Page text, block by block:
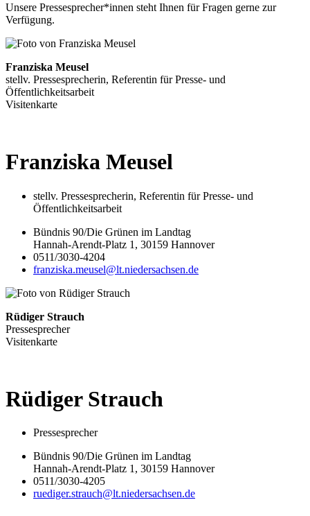
Unsere Pressesprecher*innen steht Ihnen für Fragen gerne zur
Verfügung.
Franziska Meusel
stellv. Pressesprecherin, Referentin für Presse- und
Öffentlichkeitsarbeit
Visitenkarte
Franziska Meusel
stellv. Pressesprecherin, Referentin für Presse- und
Öffentlichkeitsarbeit
Bündnis 90/Die Grünen im Landtag
Hannah-Arendt-Platz 1, 30159 Hannover
0511/3030-4204
franziska.meusel@lt.niedersachsen.de
Rüdiger Strauch
Pressesprecher
Visitenkarte
RüdigerStrauch
Pressesprecher
Bündnis 90/Die Grünen im Landtag
Hannah-Arendt-Platz 1, 30159 Hannover
0511/3030-4205
ruediger.strauch@lt.niedersachsen.de